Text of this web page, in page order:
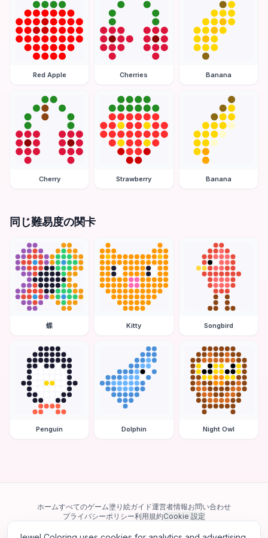
Red Apple Cherries Banana
Cherry Strawberry Banana
同じ難易度の関卡
蝶 Kitty Songbird
Penguin Dolphin Night Owl
ホームすべてのゲーム塗り絵ガイド運営者情報お問い合わせ
プライバシーポリシー利用規約Cookie 設定